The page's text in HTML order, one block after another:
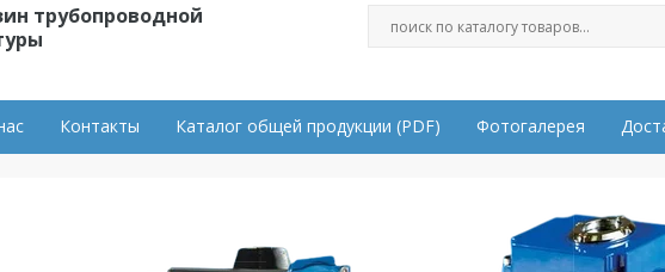
трубопроводной
Контакты Каталог общей продукции (PDF) Фотогалерея